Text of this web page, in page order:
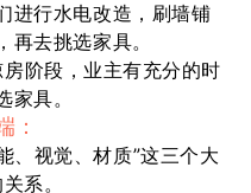
进行水电改造，刷墙铺
再去挑选家具。
阶段，业主有充分的时
家具。
：
、视觉、材质”这三个大
系。